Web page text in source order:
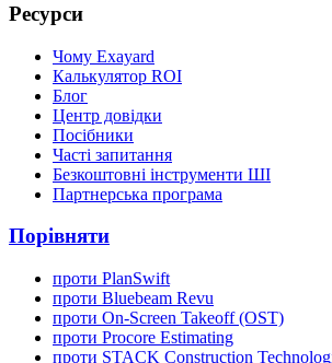
Ресурси
Чому Exayard
Калькулятор ROI
Блог
Центр довідки
Посібники
Часті запитання
Безкоштовні інструменти ШІ
Партнерська програма
Порівняти
проти PlanSwift
проти Bluebeam Revu
проти On-Screen Takeoff (OST)
проти Procore Estimating
проти STACK Construction